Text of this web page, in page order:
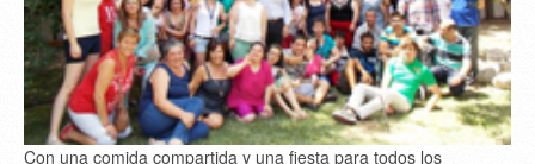
Con una comida compartida y una fiesta para todos los